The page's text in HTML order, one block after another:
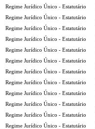
Regime Jurídico Único - Estatutário
Regime Jurídico Único - Estatutário
Regime Jurídico Único - Estatutário
Regime Jurídico Único - Estatutário
Regime Jurídico Único - Estatutário
Regime Jurídico Único - Estatutário
Regime Jurídico Único - Estatutário
Regime Jurídico Único - Estatutário
Regime Jurídico Único - Estatutário
Regime Jurídico Único - Estatutário
Regime Jurídico Único - Estatutário
Regime Jurídico Único - Estatutário